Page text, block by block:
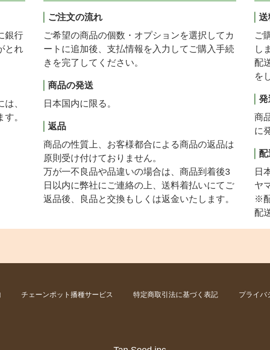
銀行
とれ
、
。
ご注文の流れ
ご希望の商品の個数・オプションを選択してカ
ートに追加後、支払情報を入力してご購入手続
きを完了してください。
商品の発送
日本国内に限る。
返品
商品の性質上、お客様都合による商品の返品は
原則受け付けておりません。
万が一不良品や品違いの場合は、商品到着後3
日以内に弊社にご連絡の上、送料着払いにてご
返品後、良品と交換もしくは返金いたします。
送
ご
し
配
を
発
商
に
配
日
ヤ
※
配
チェーンポット播種サービス 特定商取引法に基づく表記 プライバ